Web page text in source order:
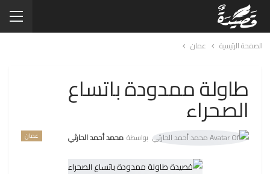
الصفحة الرئيسية عمان
طاولة ممدودة باتساع
الصحراء
عمان بواسطة محمد أحمد الحارثي